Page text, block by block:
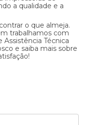
a qualidade e a
o que almeja.
trabalhamos com
Técnica
e saiba mais sobre